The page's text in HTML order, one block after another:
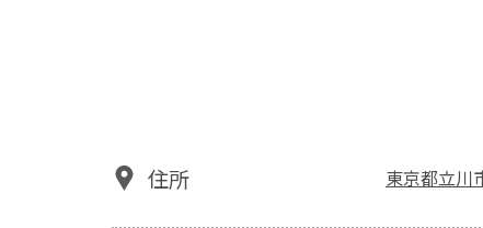
住所 東京都立川